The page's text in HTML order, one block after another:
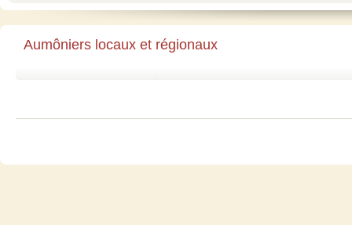
Aumôniers locaux et régionaux